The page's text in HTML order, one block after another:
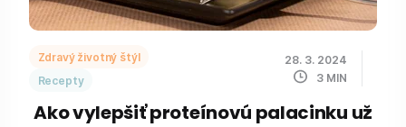
Zdravý životný štýl
Recepty
28. 3. 2024
3 MIN
Ako vylepšiť proteínovú palacinku už